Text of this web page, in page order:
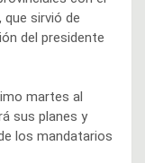
sirvió de
del presidente
martes al
sus planes y
los mandatarios